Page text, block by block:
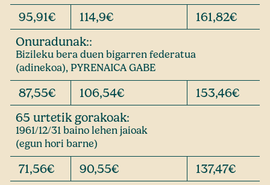
95,91€ 114,9€
161,82€
Onuradunak::
Bizileku bera duen bigarren federatua
(adinekoa), PYRENAICA GABE
87,55€ 106,54€
153,46€
65 urtetik gorakoak:
1961/12/31 baino lehen jaioak
(egun hori barne)
71,56€ 90,55€
137,47€